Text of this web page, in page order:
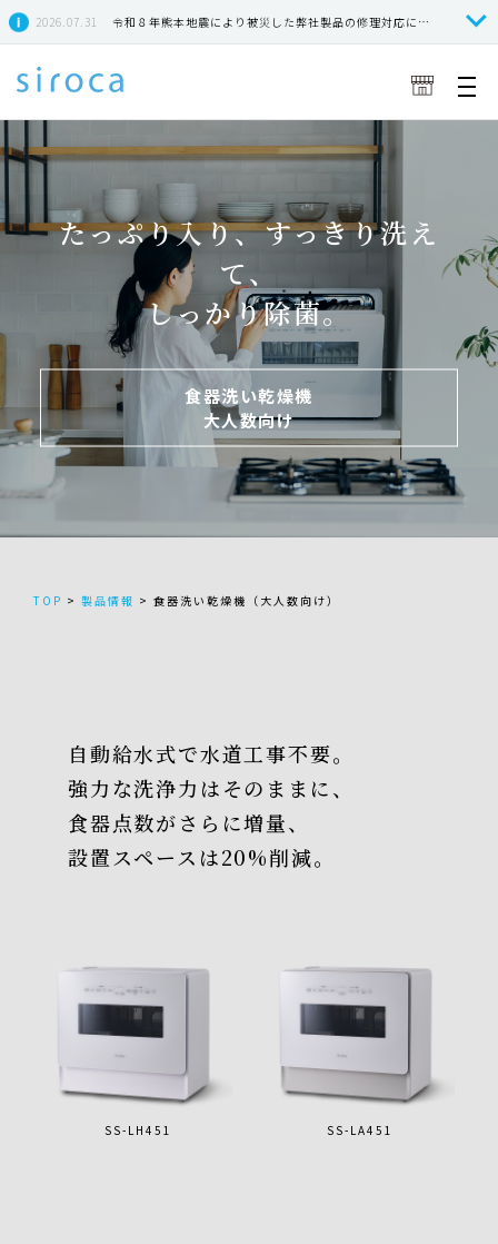
2026.07.31 令和８年熊本地震により被災した弊社製品の修理対応につきまして
たっぷり入り、すっきり洗え
て、
しっかり除菌。
食器洗い乾燥機
大人数向け
TOP > 製品情報 > 食器洗い乾燥機（大人数向け）
自動給水式で水道工事不要。
強力な洗浄力はそのままに、
食器点数がさらに増量、
設置スペースは20%削減。
SS-LH451 SS-LA451